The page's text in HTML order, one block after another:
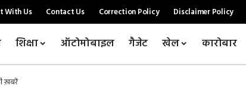
With Us Contact Us Correction Policy Disclaimer Policy
शिक्षा ऑटोमोबाइल गैजेट खेल कारोबार
ख़बरें